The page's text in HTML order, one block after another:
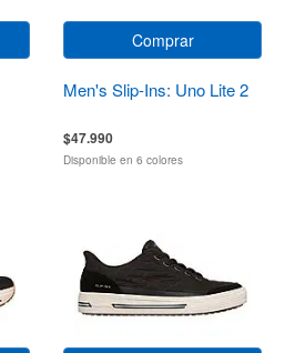
Comprar
Men's Slip-Ins: Uno Lite 2
$47.990
Disponible en 6 colores